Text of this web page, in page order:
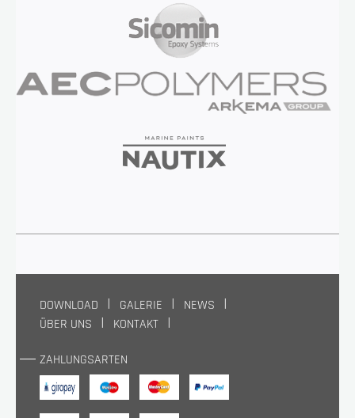
DOWNLOAD GALERIE
NEWS
ÜBER UNS
KONTAKT
ZAHLUNGSARTEN